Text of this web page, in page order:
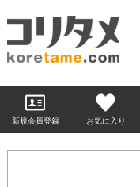
新規会員登録 お気に入り